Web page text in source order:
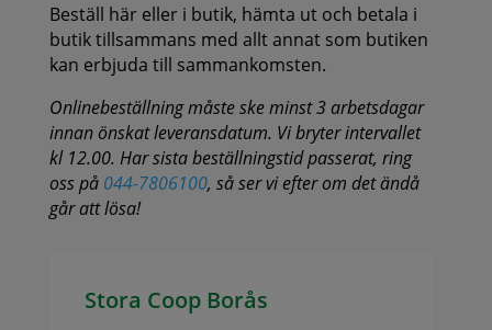
Beställ här eller i butik, hämta ut och betala i
butik tillsammans med allt annat som butiken
kan erbjuda till sammankomsten.
Onlinebeställning måste ske minst 3 arbetsdagar
innan önskat leveransdatum. Vi bryter intervallet
kl 12.00. Har sista beställningstid passerat, ring
oss på 044-7806100, så ser vi efter om det ändå
går att lösa!
Stora Coop Borås